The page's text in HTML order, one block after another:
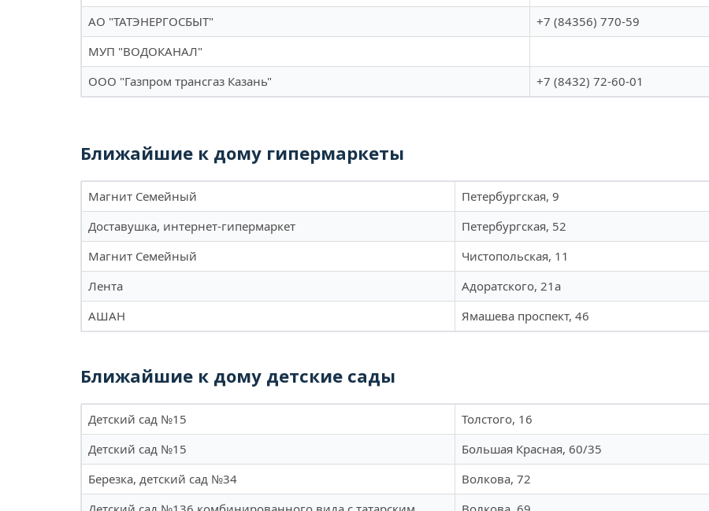
АО "ТАТЭНЕРГОСБЫТ"
+7 (84356) 770-59
МУП "ВОДОКАНАЛ"
ООО "Газпром трансгаз Казань"
+7 (8432) 72-60-01
Ближайшие к дому гипермаркеты
Магнит Семейный Петербургская, 9
Доставушка, интернет-гипермаркет
Петербургская, 52
Магнит Семейный
Чистопольская, 11
Лента
Адоратского, 21а
АШАН
Ямашева проспект, 46
Ближайшие к дому детские сады
Детский сад №15 Толстого, 16
Детский сад №15
Большая Красная, 60/35
Березка, детский сад №34
Волкова, 72